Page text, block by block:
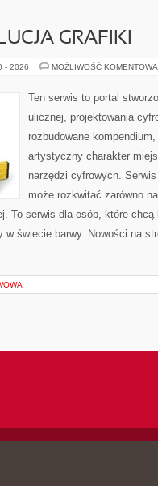
GRAFIKI
- 2026 MOŻLIWOŚĆ
Ten serwis to portal
ulicznej, projektowania
rozbudowane
artystyczny charakter
narzędzi cyfrowych.
może rozkwitać zarówno
To serwis dla osób, które
w świecie barwy. Nowości na